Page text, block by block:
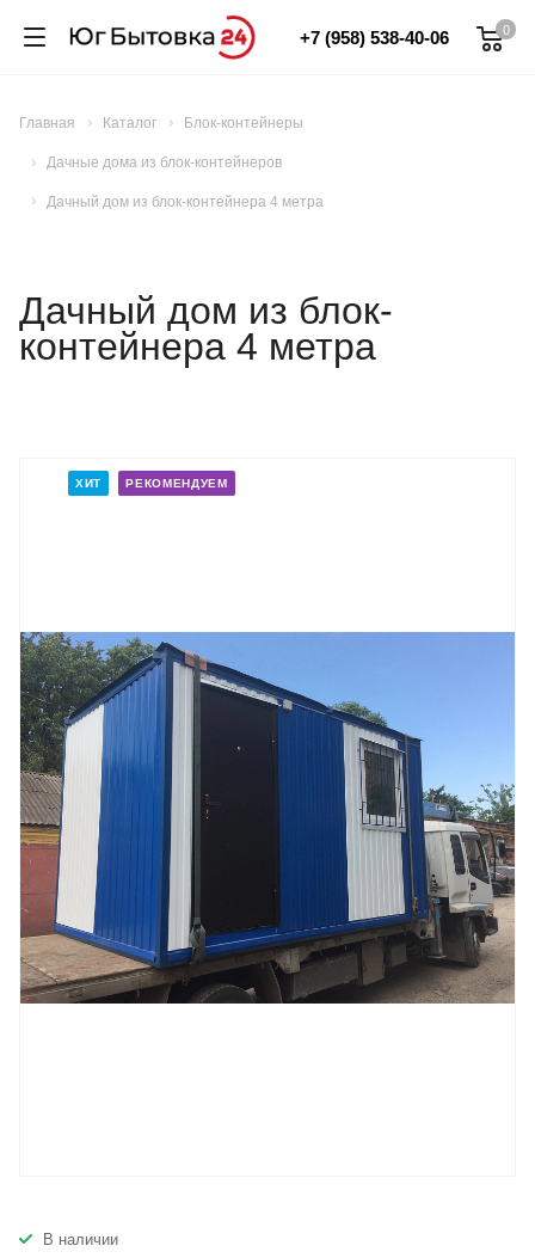
0
+7 (958) 538-40-06
Главная Каталог Блок-контейнеры
Дачные дома из блок-контейнеров
Дачный дом из блок-контейнера 4 метра
Дачный дом из блок-
контейнера 4 метра
ХИТ РЕКОМЕНДУЕМ
В наличии